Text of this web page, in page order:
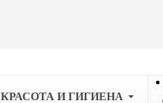
КРАСОТА И ГИГИЕНА